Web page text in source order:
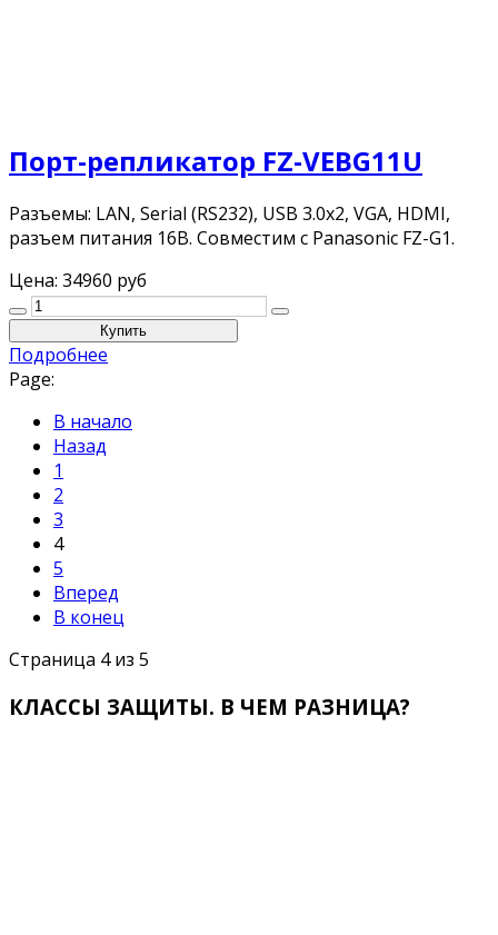
Порт-репликатор FZ-VEBG11U
Разъемы: LAN, Serial (RS232), USB 3.0x2, VGA, HDMI,
разъем питания 16В. Совместим с Panasonic FZ-G1.
Цена: 34960 руб
Подробнее
Page:
В начало
Назад
1
2
3
4
5
Вперед
В конец
Страница 4 из 5
КЛАССЫ ЗАЩИТЫ. В ЧЕМ РАЗНИЦА?